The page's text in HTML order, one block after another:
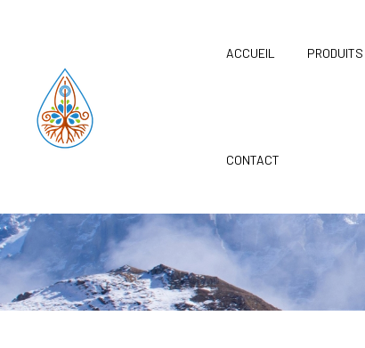
ACCUEIL PRODUITS
CONTACT
Osmoseur